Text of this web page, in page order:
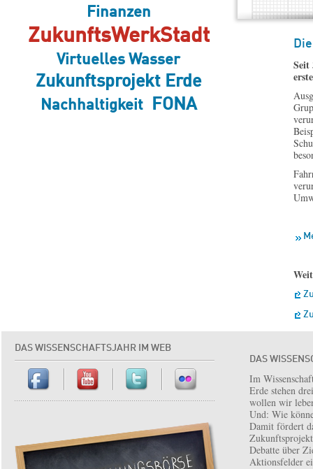
Finanzen
ZukunftsWerkStadt
Virtuelles Wasser
Zukunftsprojekt Erde
Nachhaltigkeit FONA
Seit
DAS WISSENSCHAFTSJAHR IM WEB
DAS
Im
Erde stehen
wollen wir
Und: Wie
Damit fördert
Debatte über
Aktionsfelder